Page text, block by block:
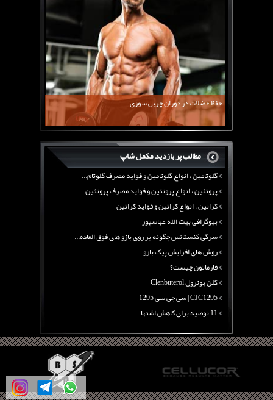
حفظ عضلات در دوران چربی سوزی
مطالب پر بازدید مکمل شاپ
سرگی کنستانس چگونه بر روی بازو های فوق العاده...
روش های افزایش پیک بازو
فارماتون چیست؟
کلن بوترول Clenbuterol
CJC1295 | سی جی سی 1295
11 توصیه برای کاهش اشتها
معرفی یک برنامه غذایی جامع برای افزایش قد
چربی سوزی با چای سبز
بیوگرافی علی تبریزی
منابع پروتئینی غیر گوشتی
آرژنین ، فواید آرژنین و نقش آرژنین در بدن
گلوتامین ، انواع گلوتامین و فواید مصرف گلوتام...
پروتئین ، انواع پروتئین و فواید مصرف پروتئین
کراتین ، انواع کراتین و فواید کراتین
بیوگرافی بیت الله عباسپور
سرگی کنستانس چگونه بر روی بازو های فوق العاده...
روش های افزایش پیک بازو
فارماتون چیست؟
کلن بوترول Clenbuterol
CJC1295 | سی جی سی 1295
11 توصیه برای کاهش اشتها
چربی سوزی با چای سبز
منابع پروتئینی غیر گوشتی
آرژنین ، فواید آرژنین و نقش آرژنین در بدن